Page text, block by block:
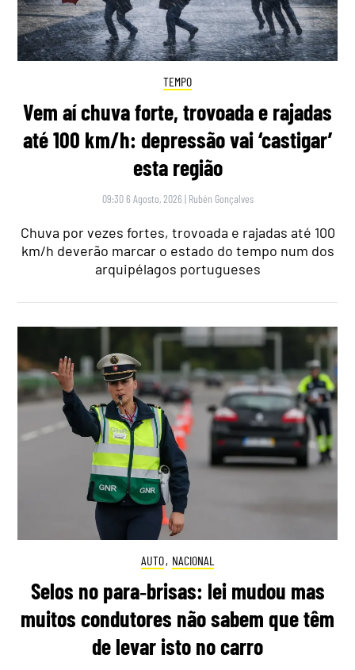
TEMPO
Vem aí chuva forte, trovoada e rajadas
até 100 km/h: depressão vai ‘castigar’
esta região
09:30 6 Agosto, 2026 | Rubén Gonçalves
Chuva por vezes fortes, trovoada e rajadas até 100
km/h deverão marcar o estado do tempo num dos
arquipélagos portugueses
AUTO, NACIONAL
Selos no para‑brisas: lei mudou mas
muitos condutores não sabem que têm
de levar isto no carro